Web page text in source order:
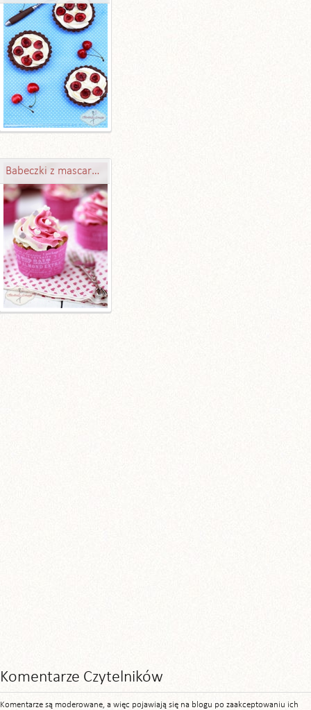
Babeczki z mascarpone i konfiturą
Komentarze Czytelników
Komentarze są moderowane, a więc pojawiają się na blogu po zaakceptowaniu ich